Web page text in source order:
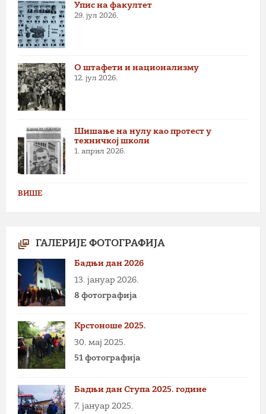
Упис на факултет
29. јул 2026.
О штафети и национализму
12. јул 2026.
Шишање на нулу као протест у
техничкој школи
1. април 2026.
ВИШЕ
ГАЛЕРИЈЕ ФОТОГРАФИЈА
Бадњи дан 2026
13. јануар 2026.
8 фотографија
Крстоноше 2025.
30. мај 2025.
51 фотографија
Бадњи дан Ступа 2025. године
7. јануар 2025.